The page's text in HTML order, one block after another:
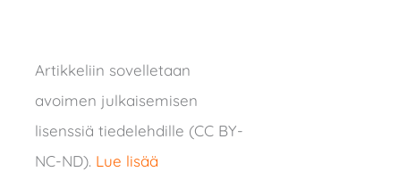
Artikkeliin sovelletaan
avoimen julkaisemisen
lisenssiä tiedelehdille (CC BY-
NC-ND). Lue lisää